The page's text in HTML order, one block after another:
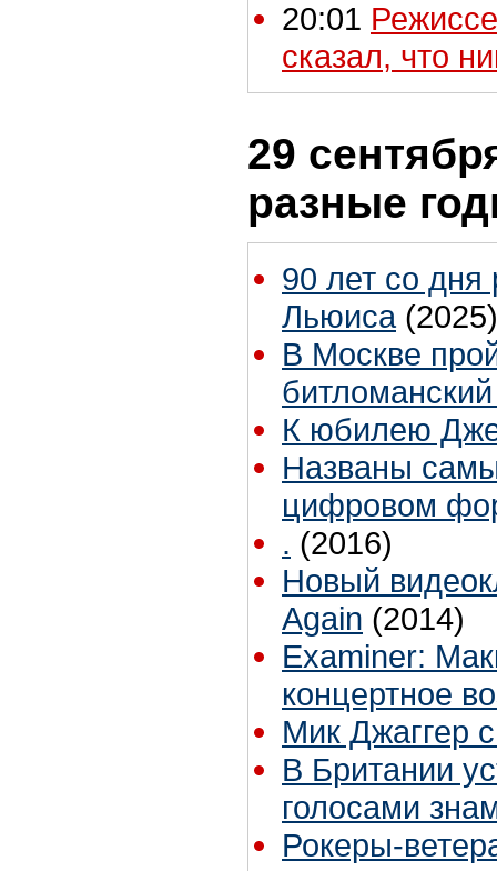
20:01
сказал, что
29
разные
90 лет со
Льюиса (2025)
В Москве
К юбилею
Названы
цифровом
. (2016)
Новый
Again (2014)
Examiner:
концертное
Мик Джаггер
В Британии
голосами
Рокеры-